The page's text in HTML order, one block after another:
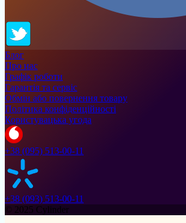
Блог
Про нас
Графік роботи
Гарантія та сервіс
Обмін або повернення товару
Політика конфіденційності
Користувацька угода
+38 (095) 513-00-11
+38 (093) 513-00-11
© 2025 Cylinder